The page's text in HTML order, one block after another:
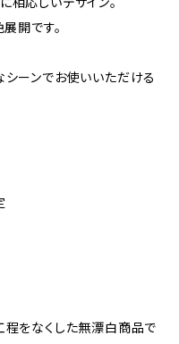
開です。
ーンでお使いいただける
をなくした無漂白商品で